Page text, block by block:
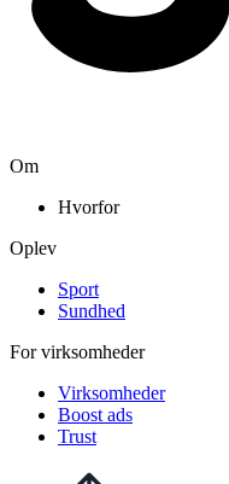
Om
Hvorfor
Oplev
Sport
Sundhed
For virksomheder
Virksomheder
Boost ads
Trust